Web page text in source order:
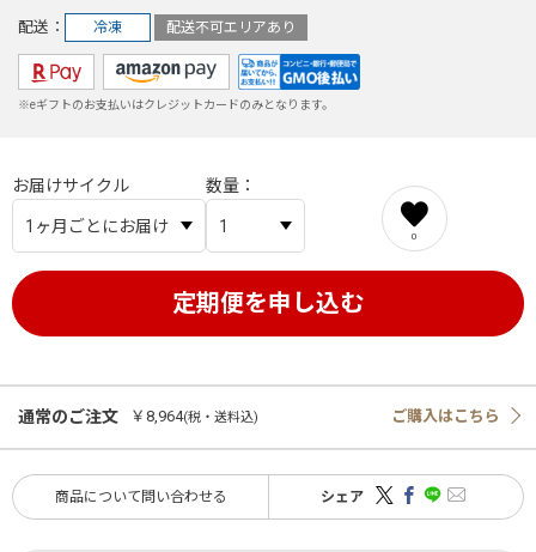
配送 冷凍 配送不可エリアあり
※eギフトのお支払いはクレジットカードのみとなります。
お届けサイクル 数量
0
通常のご注文 ￥8,964(税・送料込) ご購入はこちら
商品について問い合わせる シェア